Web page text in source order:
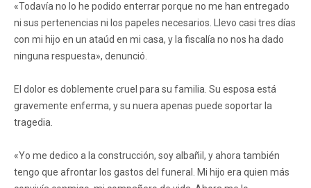
«Todavía no lo he podido enterrar porque no me han entregado
ni sus pertenencias ni los papeles necesarios. Llevo casi tres días
con mi hijo en un ataúd en mi casa, y la fiscalía no nos ha dado
ninguna respuesta», denunció.
El dolor es doblemente cruel para su familia. Su esposa está
gravemente enferma, y su nuera apenas puede soportar la
tragedia.
«Yo me dedico a la construcción, soy albañil, y ahora también
tengo que afrontar los gastos del funeral. Mi hijo era quien más